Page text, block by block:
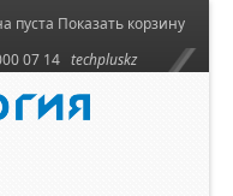
пуста Показать корзину
07 14 techpluskz